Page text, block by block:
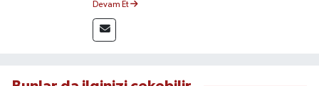
takip etmektedir. Editoryal sürece katkı sunan
Yılmaz, tarafsızlık, doğruluk ve etik ilkeler
Devam Et